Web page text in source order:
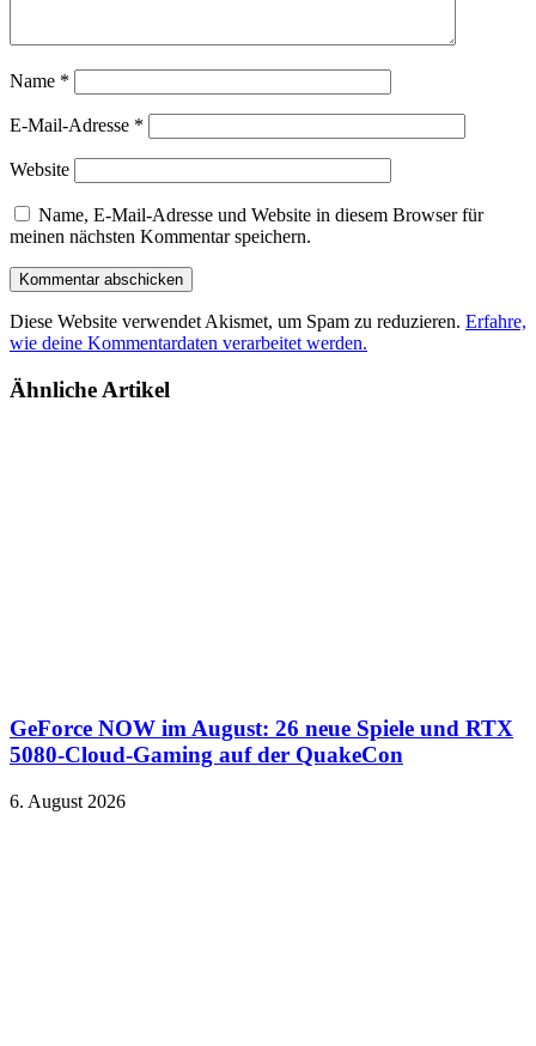
Name *
E-Mail-Adresse *
Website
Name, E-Mail-Adresse und Website in diesem Browser für
meinen nächsten Kommentar speichern.
Diese Website verwendet Akismet, um Spam zu reduzieren. Erfahre,
wie deine Kommentardaten verarbeitet werden.
Ähnliche Artikel
GeForce NOW im August: 26 neue Spiele und RTX
5080-Cloud-Gaming auf der QuakeCon
6. August 2026